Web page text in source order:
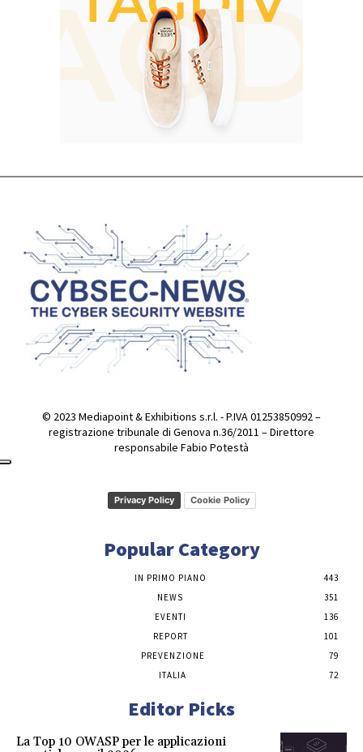
© 2023 Mediapoint & Exhibitions s.r.l. - P.IVA 01253850992 –
registrazione tribunale di Genova n.36/2011 – Direttore
responsabile Fabio Potestà
Privacy Policy Cookie Policy
Popular Category
IN PRIMO PIANO
443
NEWS
351
EVENTI
136
REPORT
101
PREVENZIONE
79
ITALIA
72
Editor Picks
La Top 10 OWASP per le applicazioni